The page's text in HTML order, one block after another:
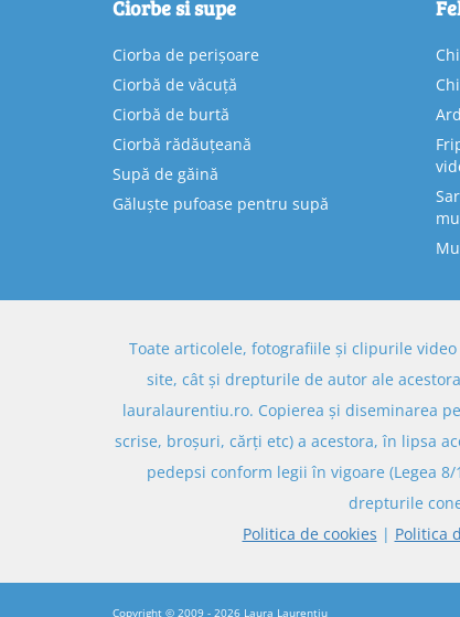
Ciorbe si supe
Ciorba de perișoare
Ciorbă de văcuță
Ciorbă de burtă
Ciorbă rădăuțeană
Supă de găină
Găluște pufoase pentru supă
Toate articolele, fotografiile și clipurile
site, cât și drepturile de autor ale
lauralaurentiu.ro. Copierea și diseminarea
scrise, broșuri, cărți etc) a acestora, în lipsa
pedepsi conform legii în vigoare (Legea
drepturile
Politica de cookies | Politica
Copyright © 2009 - 2026 Laura Laurențiu